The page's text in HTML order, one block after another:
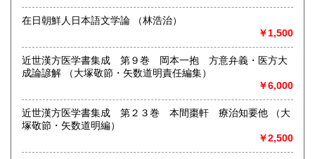
買取大歓迎
取り扱い分野
哲学宗教、歴史、社会科学、美術工芸、古典籍、近代文献、
趣味、サブカルチャー、古書一般（その他）
在日朝鮮人日本語文学論 （林浩治）
￥1,500
近世漢方医学書集成 第９巻 岡本一抱 方意弁義・医方大
成論諺解 （大塚敬節・矢数道明責任編集）
￥6,000
近世漢方医学書集成 第２３巻 本間棗軒 療治知要他 （大
塚敬節・矢数道明編）
￥2,500